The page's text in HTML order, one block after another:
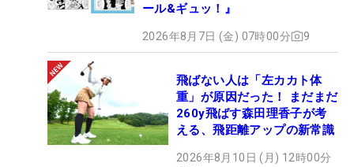
ール&ギュッ！』
2026年8月7日 (金) 07時00分 9
飛ばない人は「左カカト体
重」が原因だった！ まだまだ
260y飛ばす森田理香子が考
える、飛距離アップの新常識
2026年8月10日 (月) 12時00分